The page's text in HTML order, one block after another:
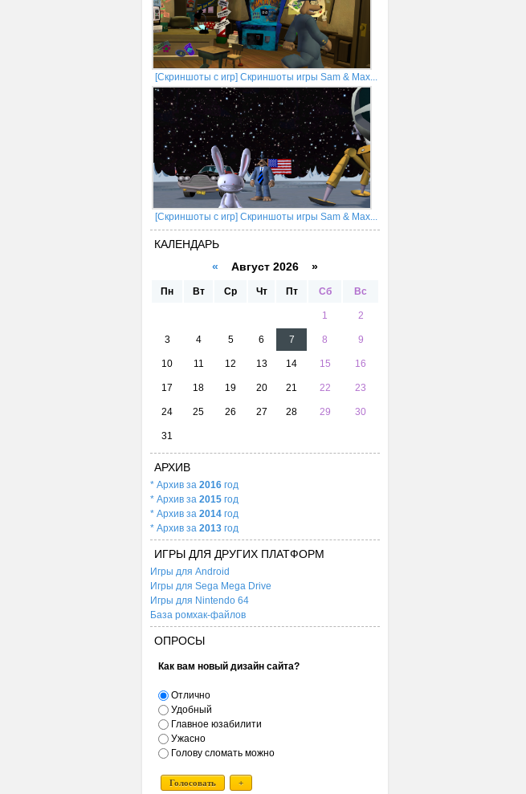
[Скриншоты с игр] Скриншоты игры Sam & Max...
[Скриншоты с игр] Скриншоты игры Sam & Max...
КАЛЕНДАРЬ
« Август 2026 »
Пн Вт Ср Чт Пт Сб Вс
1 2
3 4 5 6 7 8 9
10 11 12 13 14 15 16
17 18 19 20 21 22 23
24 25 26 27 28 29 30
31
АРХИВ
* Архив за 2016 год
* Архив за 2015 год
* Архив за 2014 год
* Архив за 2013 год
ИГРЫ ДЛЯ ДРУГИХ ПЛАТФОРМ
Игры для Android
Игры для Sega Mega Drive
Игры для Nintendo 64
База ромхак-файлов
ОПРОСЫ
Как вам новый дизайн сайта?
Отлично
Удобный
Главное юзабилити
Ужасно
Голову сломать можно
Голосовать +